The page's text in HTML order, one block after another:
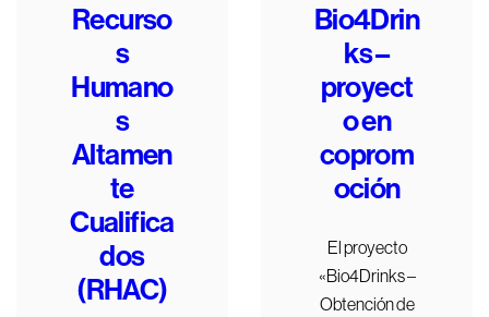
Recurso
s
Humano
s
Altamen
te
Cualifica
dos
(RHAC)
Bio4Drin
ks –
proyect
o en
coprom
oción
El proyecto
«Bio4Drinks –
Obtención de